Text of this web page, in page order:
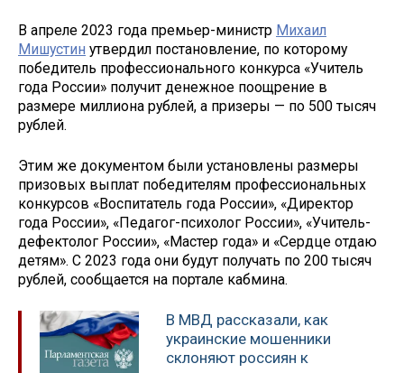
В апреле 2023 года премьер-министр Михаил
Мишустин утвердил постановление, по которому
победитель профессионального конкурса «Учитель
года России» получит денежное поощрение в
размере миллиона рублей, а призеры — по 500 тысяч
рублей.
Этим же документом были установлены размеры
призовых выплат победителям профессиональных
конкурсов «Воспитатель года России», «Директор
года России», «Педагог-психолог России», «Учитель-
дефектолог России», «Мастер года» и «Сердце отдаю
детям». С 2023 года они будут получать по 200 тысяч
рублей, сообщается на портале кабмина.
В МВД рассказали, как
украинские мошенники
склоняют россиян к